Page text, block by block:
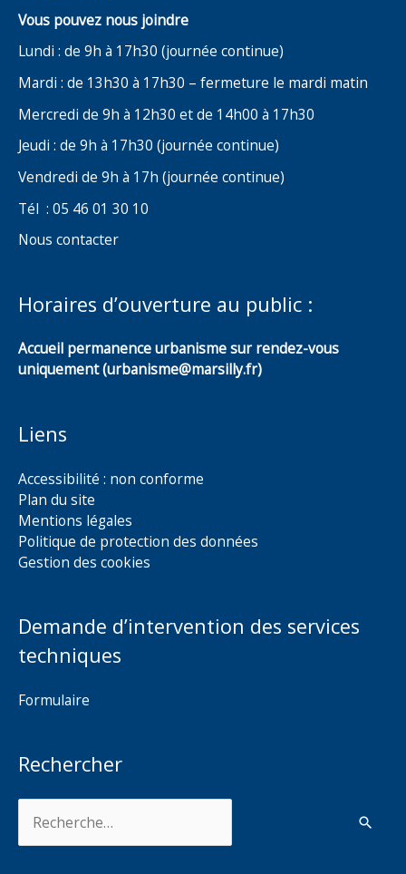
Vous pouvez nous joindre
Lundi : de 9h à 17h30 (journée continue)
Mardi : de 13h30 à 17h30 – fermeture le mardi matin
Mercredi de 9h à 12h30 et de 14h00 à 17h30
Jeudi : de 9h à 17h30 (journée continue)
Vendredi de 9h à 17h (journée continue)
Tél : 05 46 01 30 10
Nous contacter
Horaires d’ouverture au public :
Accueil permanence urbanisme sur rendez-vous
uniquement (urbanisme@marsilly.fr)
Liens
Accessibilité : non conforme
Plan du site
Mentions légales
Politique de protection des données
Gestion des cookies
Demande d’intervention des services
techniques
Formulaire
Rechercher